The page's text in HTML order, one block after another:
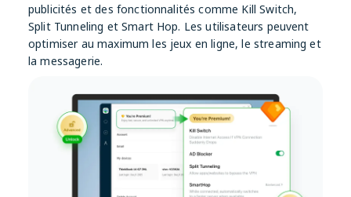
publicités et des fonctionnalités comme Kill Switch,
Split Tunneling et Smart Hop. Les utilisateurs peuvent
optimiser au maximum les jeux en ligne, le streaming et
la messagerie.